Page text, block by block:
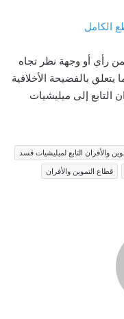
رأي أو وجهة نظر تجاه
بالفضيحة الأخلاقية
التابع إلى ميليشيات
والأفران التابع لميليشيات قسد
قطاع التموين والأفران